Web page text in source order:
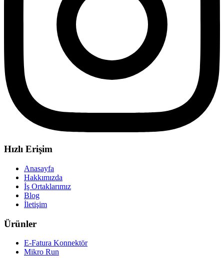
Hızlı Erişim
Anasayfa
Hakkımızda
İş Ortaklarımız
Blog
İletişim
Ürünler
E-Fatura Konnektör
Mikro Run